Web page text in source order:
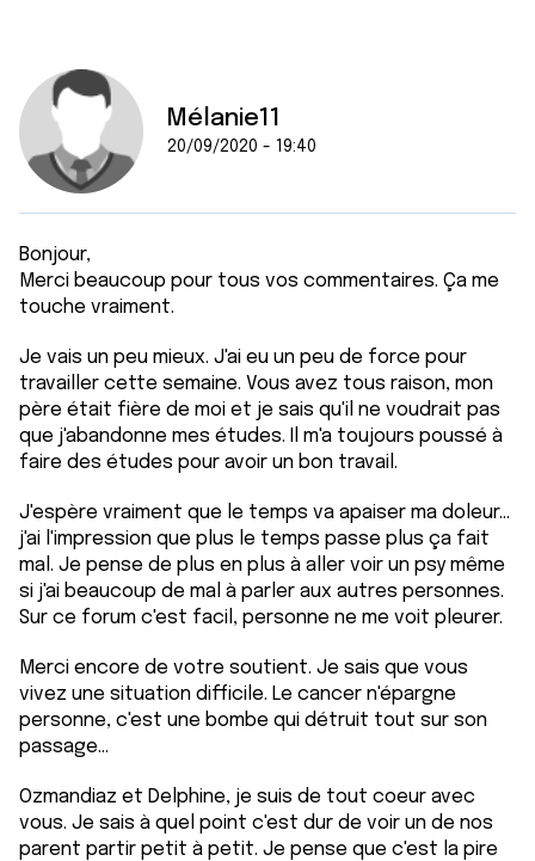
Mélanie11
20/09/2020 - 19:40
Bonjour,
Merci beaucoup pour tous vos commentaires. Ça me
touche vraiment.
Je vais un peu mieux. J'ai eu un peu de force pour
travailler cette semaine. Vous avez tous raison, mon
père était fière de moi et je sais qu'il ne voudrait pas
que j'abandonne mes études. Il m'a toujours poussé à
faire des études pour avoir un bon travail.
J'espère vraiment que le temps va apaiser ma doleur...
j'ai l'impression que plus le temps passe plus ça fait
mal. Je pense de plus en plus à aller voir un psy même
si j'ai beaucoup de mal à parler aux autres personnes.
Sur ce forum c'est facil, personne ne me voit pleurer.
Merci encore de votre soutient. Je sais que vous
vivez une situation difficile. Le cancer n'épargne
personne, c'est une bombe qui détruit tout sur son
passage...
Ozmandiaz et Delphine, je suis de tout coeur avec
vous. Je sais à quel point c'est dur de voir un de nos
parent partir petit à petit. Je pense que c'est la pire